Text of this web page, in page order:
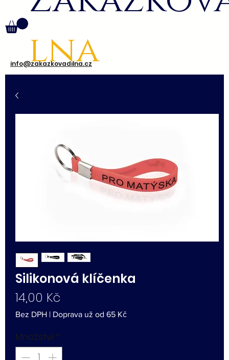
info@zakazkovadilna.cz
lna
Silikonová klíčenka
14,00 Kč
Bez DPH | Doprava už od 65 Kč
Množství *